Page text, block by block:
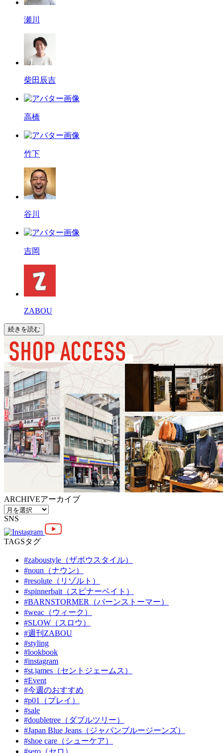
瀬川
柴田辰吉
高橋
竹下
谷川
吉岡
ZABOU
続きを読む
ARCHIVEアーカイブ
SNS
TAGSタグ
#zaboustyle（ザボウスタイル）
#noun（ナウン）
#resolute（リゾルト）
#spinnerbait（スピナーベイト）
#BARNSTORMER（バーンストーマー）
#weac（ウィーク）
#SLOW（スロウ）
#週刊ZABOU
#styling
#lookbook
#instagram
#st.james（セントジェームス）
#Event
#今週のおすすめ
#p01（プレイ）
#sale
#doubletree（ダブルツリー）
#Japan Blue Jeans（ジャパンブルージーンズ）
#shoe care（シューケア）